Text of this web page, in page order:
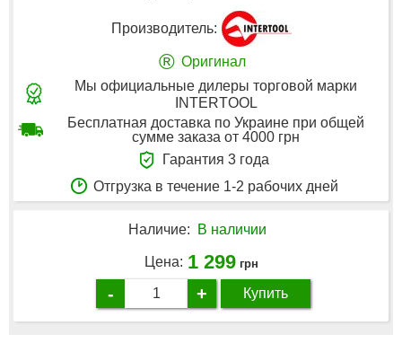
Производитель:
® Оригинал
Мы официальные дилеры торговой марки
INTERTOOL
Бесплатная доставка по Украине при общей
сумме заказа от 4000 грн
Гарантия 3 года
Отгрузка в течение 1-2 рабочих дней
Наличие: В наличии
Цена: 1 299 грн
- + Купить